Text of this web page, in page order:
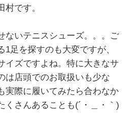
村です。
ないテニスシューズ。。。ご
1足を探すのも大変ですが、
イズですよね。特に大きなサ
は店頭でのお取扱いも少な
実際に履いてみたら合わなか
くさんあることも(´・＿・｀)